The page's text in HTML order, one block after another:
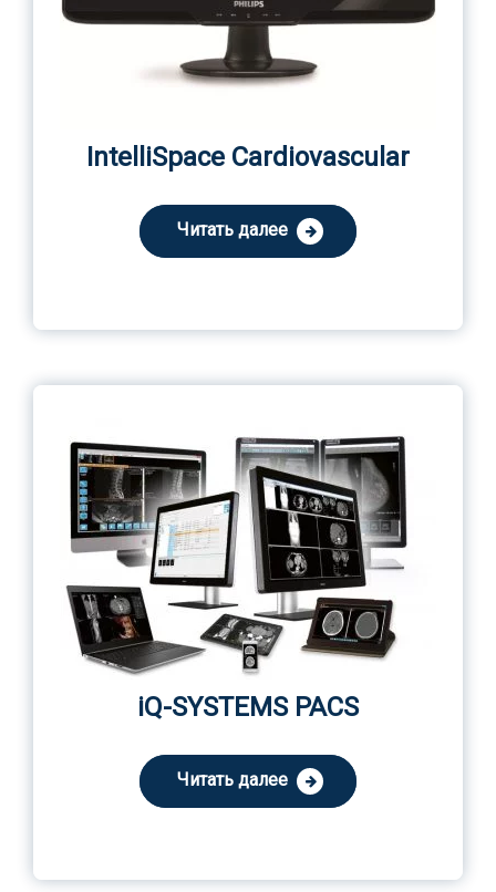
IntelliSpace Cardiovascular
Читать далее
iQ-SYSTEMS PACS
Читать далее